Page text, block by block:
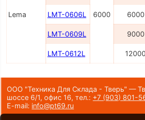
Lema 6000
LMT-0606L 6000
LMT-0609L 9000
LMT-0612L 12000
ООО "Техника Для Склада - Тверь" —
шоссе 6/1, офис 16,тел.: +7 (903) 801-
E-mail: info@pt69.ru